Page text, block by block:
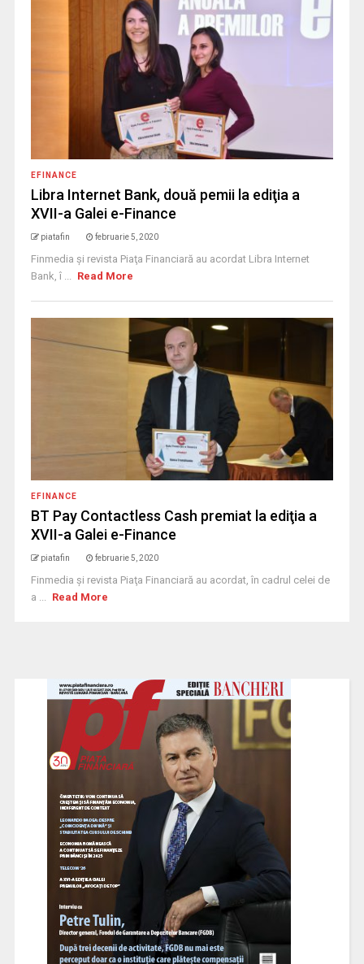
EFINANCE
Libra Internet Bank, două pemii la ediţia a
XVII-a Galei e-Finance
piatafin februarie 5, 2020
Finmedia şi revista Piaţa Financiară au acordat Libra Internet
Bank, î ... Read More
EFINANCE
BT Pay Contactless Cash premiat la ediţia a
XVII-a Galei e-Finance
piatafin februarie 5, 2020
Finmedia şi revista Piaţa Financiară au acordat, în cadrul celei de
a ... Read More